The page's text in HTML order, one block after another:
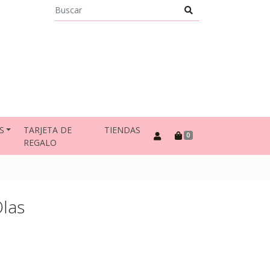
TARJETA DE
REGALO
TIENDAS 0